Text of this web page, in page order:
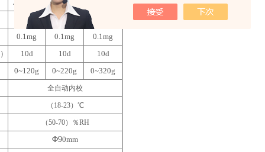
JJ124BF JJ224BF
120g
220g
0.1mg 0.1mg
0.1mg
10d 10d
10d
0~120g
0~220g 0~320g
全自动内校
（18-23）℃
（50-70）％RH
Φ90mm